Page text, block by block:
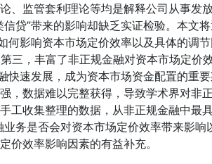
、监管套利理论等均是解释公司从事发
贷”带来的影响却缺乏实证检验。本文
何影响资本市场定价效率以及具体的调
三，丰富了非正规金融对资本市场定价
快速发展，成为资本市场资金配置的重
，数据难以完整获得，导致学术界对非
工收集整理的数据，从非正规金融中最
务是否会对资本市场定价效率带来影响
价效率影响因素的有益补充。